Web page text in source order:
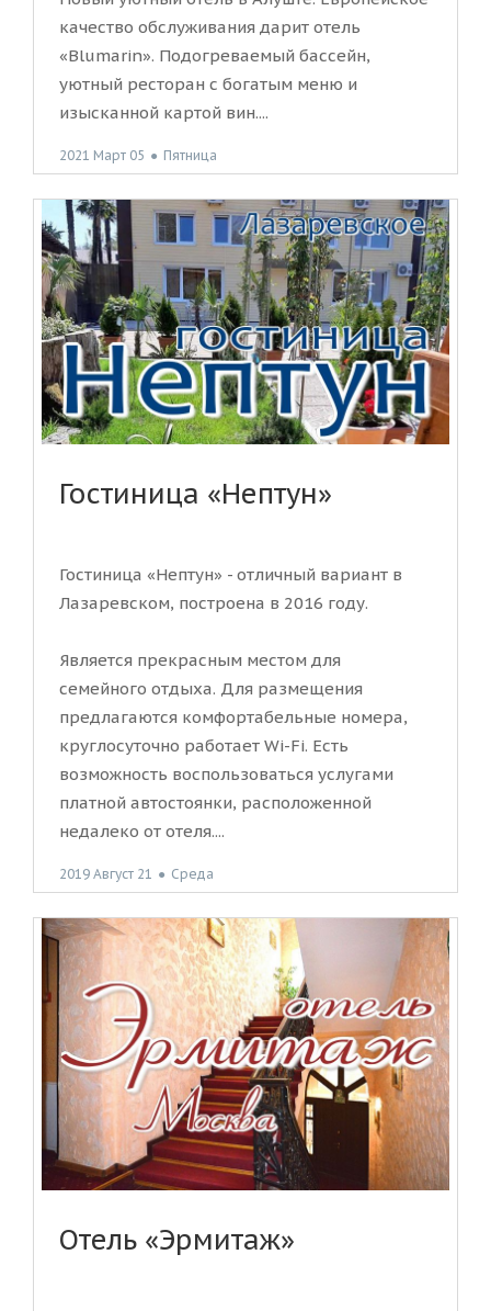
качество обслуживания дарит отель
«Blumarin». Подогреваемый бассейн,
уютный ресторан с богатым меню и
изысканной картой вин....
2021 Март 05 ● Пятница
Гостиница «Нептун»
Гостиница «Нептун» - отличный вариант в
Лазаревском, построена в 2016 году.
Является прекрасным местом для
семейного отдыха. Для размещения
предлагаются комфортабельные номера,
круглосуточно работает Wi-Fi. Есть
возможность воспользоваться услугами
платной автостоянки, расположенной
недалеко от отеля....
2019 Август 21 ● Среда
Отель «Эрмитаж»